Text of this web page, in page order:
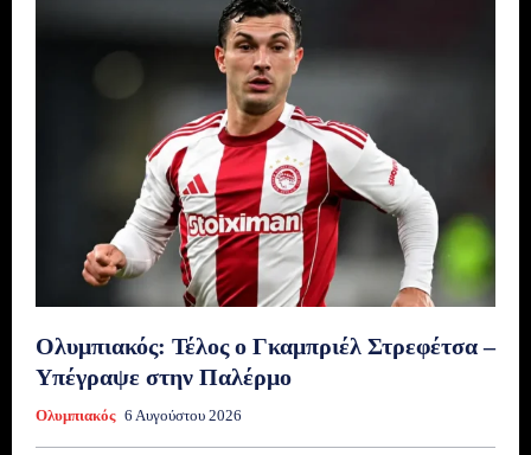
Ολυμπιακός: Τέλος ο Γκαμπριέλ Στρεφέτσα –
Υπέγραψε στην Παλέρμο
Ολυμπιακός 6 Αυγούστου 2026